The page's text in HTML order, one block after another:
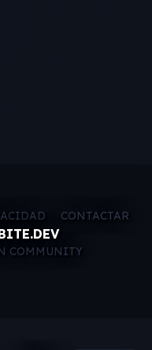
CONTACTAR
COMMUNITY